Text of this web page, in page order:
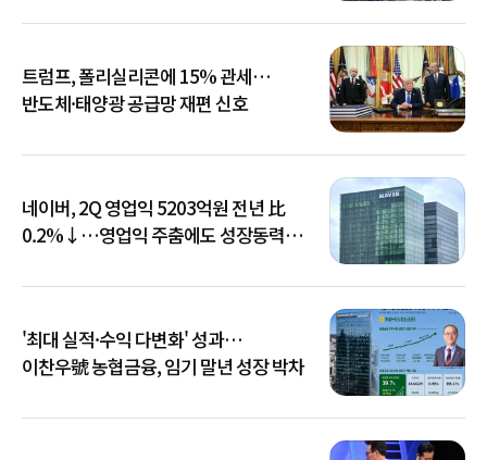
트럼프, 폴리실리콘에 15% 관세…
반도체·태양광 공급망 재편 신호
네이버, 2Q 영업익 5203억원 전년 比
0.2%↓…영업익 주춤에도 성장동력
'최대 실적·수익 다변화' 성과…
이찬우號 농협금융, 임기 말년 성장 박차